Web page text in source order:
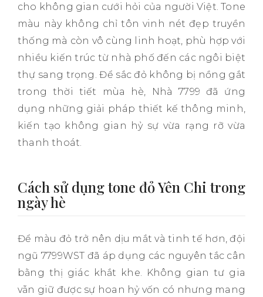
cho không gian cưới hỏi của người Việt. Tone
màu này không chỉ tôn vinh nét đẹp truyền
thống mà còn vô cùng linh hoạt, phù hợp với
nhiều kiến trúc từ nhà phố đến các ngôi biệt
thự sang trọng. Để sắc đỏ không bị nồng gắt
trong thời tiết mùa hè, Nhà 7799 đã ứng
dụng những giải pháp thiết kế thông minh,
kiến tạo không gian hỷ sự vừa rạng rỡ vừa
thanh thoát.
Cách sử dụng tone đỏ Yên Chi trong
ngày hè
Để màu đỏ trở nên dịu mắt và tinh tế hơn, đội
ngũ 7799WST đã áp dụng các nguyên tắc cân
bằng thị giác khắt khe. Không gian tư gia
vẫn giữ được sự hoan hỷ vốn có nhưng mang